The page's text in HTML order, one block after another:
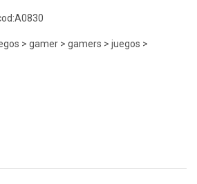
> gamer > gamers > juegos >